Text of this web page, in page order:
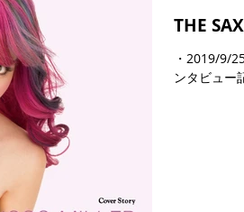
THE
・2019/9/
ンタビュー